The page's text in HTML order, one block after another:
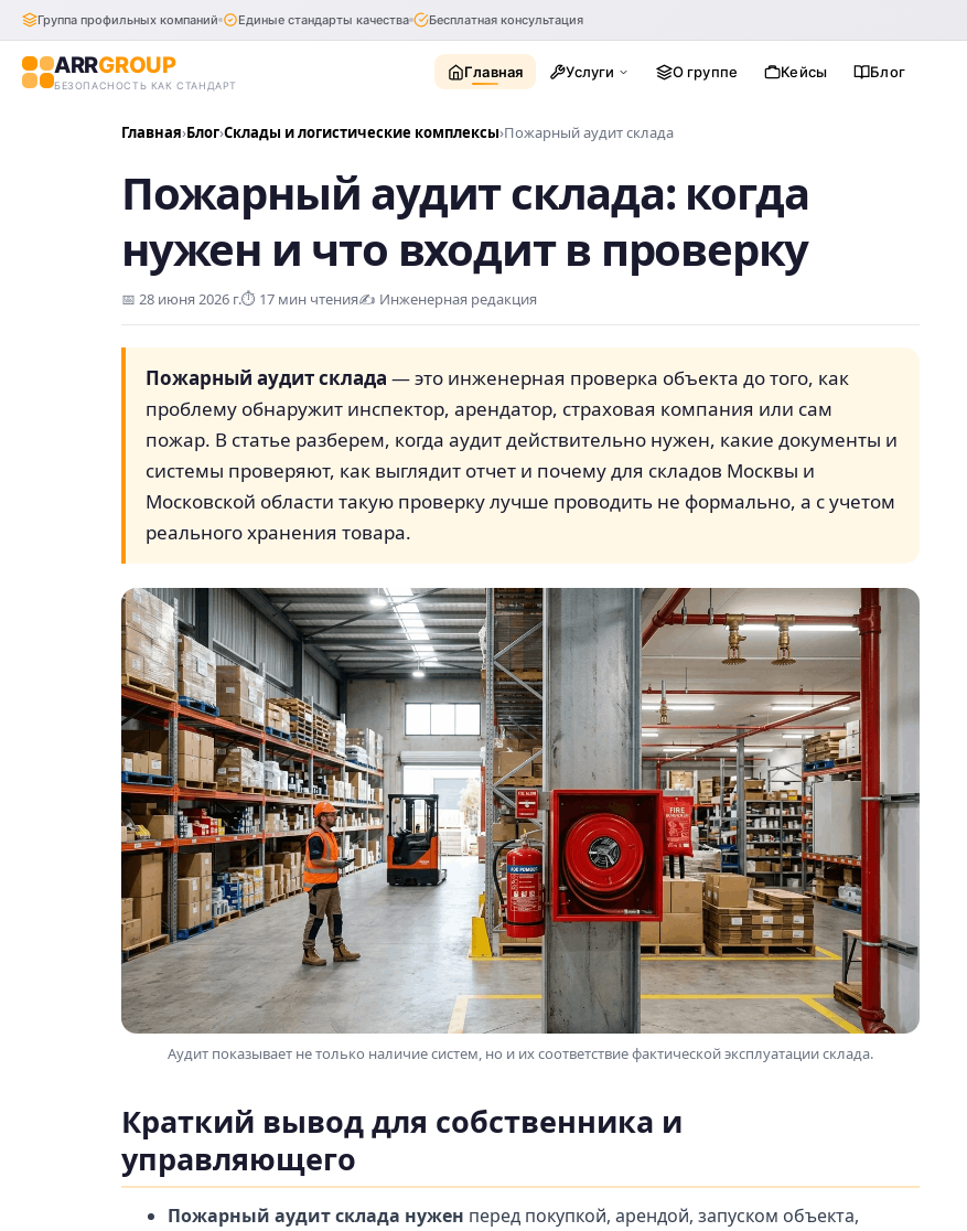
Группа профильных компаний Единые стандарты качества Бесплатная консультация
ARRGROUP
БЕЗОПАСНОСТЬ КАК СТАНДАРТ
Главная Услуги О группе Кейсы Блог
Главная Блог Склады и логистические комплексы Пожарный аудит склада
Пожарный аудит склада: когда
нужен и что входит в проверку
📅 28 июня 2026 г.⏱️ 17 мин чтения✍️ Инженерная редакция
Пожарный аудит склада — это инженерная проверка объекта до того, как
проблему обнаружит инспектор, арендатор, страховая компания или сам
пожар. В статье разберем, когда аудит действительно нужен, какие документы и
системы проверяют, как выглядит отчет и почему для складов Москвы и
Московской области такую проверку лучше проводить не формально, а с учетом
реального хранения товара.
Аудит показывает не только наличие систем, но и их соответствие фактической эксплуатации склада.
Краткий вывод для собственника и
управляющего
Пожарный аудит склада нужен перед покупкой, арендой, запуском объекта,